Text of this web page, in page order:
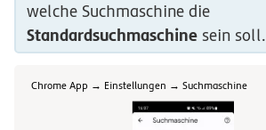
welche Suchmaschine die
Standardsuchmaschinesein soll.
Chrome App → Einstellungen → Suchmaschine